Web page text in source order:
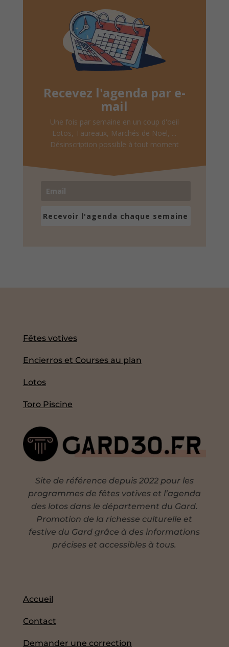
Recevez l'agenda par e-
mail
Une fois par semaine en un coup d'oeil
Lotos, Taureaux, Marchés de Noël, ...
Désinscription possible à tout moment
Recevoir l'agenda chaque semaine
Fêtes votives
Encierros et Courses au plan
Lotos
Toro Piscine
Site de référence depuis 2022 pour les
programmes de fêtes votives et l’agenda
des lotos dans le département du Gard.
Promotion de la richesse culturelle et
festive du Gard grâce à des informations
précises et accessibles à tous.
Accueil
Contact
Demander une correction